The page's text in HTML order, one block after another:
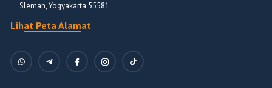
Sleman, Yogyakarta 55581
Lihat Peta Alamat